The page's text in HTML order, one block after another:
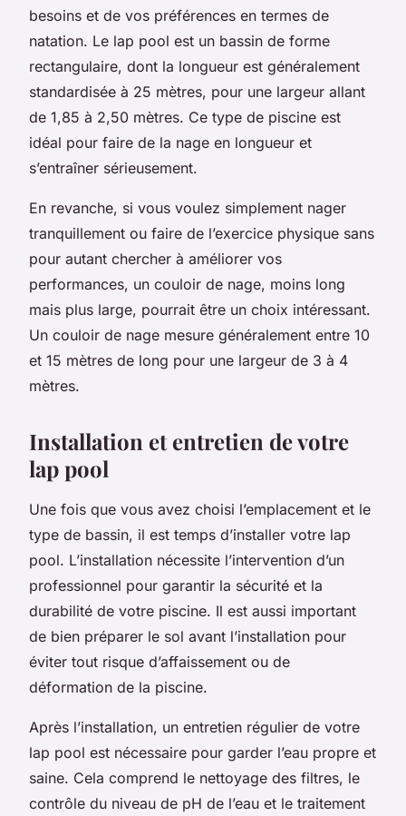
besoins et de vos préférences en termes de
natation. Le lap pool est un bassin de forme
rectangulaire, dont la longueur est généralement
standardisée à 25 mètres, pour une largeur allant
de 1,85 à 2,50 mètres. Ce type de piscine est
idéal pour faire de la nage en longueur et
s’entraîner sérieusement.
En revanche, si vous voulez simplement nager
tranquillement ou faire de l’exercice physique sans
pour autant chercher à améliorer vos
performances, un couloir de nage, moins long
mais plus large, pourrait être un choix intéressant.
Un couloir de nage mesure généralement entre 10
et 15 mètres de long pour une largeur de 3 à 4
mètres.
Installation et entretien de votre
lap pool
Une fois que vous avez choisi l’emplacement et le
type de bassin, il est temps d’installer votre lap
pool. L’installation nécessite l’intervention d’un
professionnel pour garantir la sécurité et la
durabilité de votre piscine. Il est aussi important
de bien préparer le sol avant l’installation pour
éviter tout risque d’affaissement ou de
déformation de la piscine.
Après l’installation, un entretien régulier de votre
lap pool est nécessaire pour garder l’eau propre et
saine. Cela comprend le nettoyage des filtres, le
contrôle du niveau de pH de l’eau et le traitement